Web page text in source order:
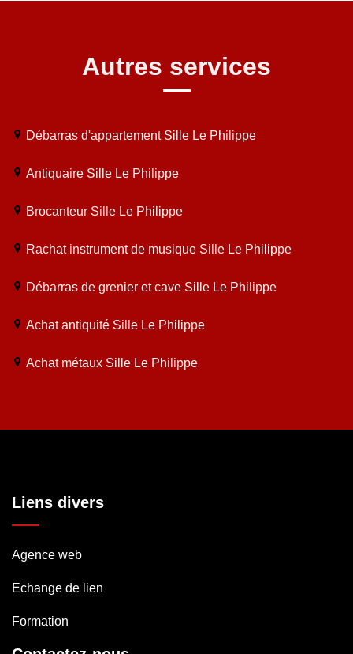
Autres services
Débarras d'appartement Sille Le Philippe
Antiquaire Sille Le Philippe
Brocanteur Sille Le Philippe
Rachat instrument de musique Sille Le Philippe
Débarras de grenier et cave Sille Le Philippe
Achat antiquité Sille Le Philippe
Achat métaux Sille Le Philippe
Liens divers
Agence web
Echange de lien
Formation